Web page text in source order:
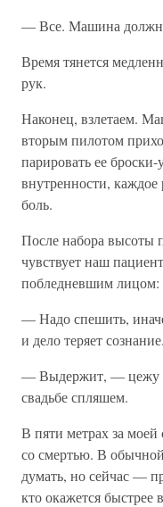
— Все. Машина должна
Время тянется
рук.
Наконец, взлетаем.
вторым пилотом
парировать ее
внутренности,
боль.
После набора высоты
чувствует наш
побледневшим лицом:
— Надо спешить,
и дело теряет сознание.
— Выдержит, — цежу
свадьбе спляшем.
В пяти метрах за
со смертью. В
думать, но сейчас —
кто окажется быстрее